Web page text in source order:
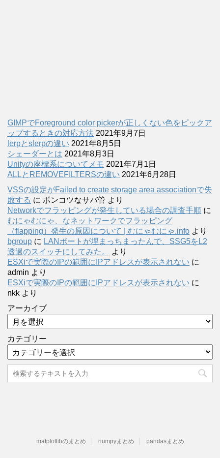
GIMPでForeground color pickerが正しくない色をピックア
ップするときの対応方法 2021年9月7日
lerpとslerpの違い 2021年8月5日
シェーダーとは 2021年8月3日
Unityの座標系についてメモ 2021年7月1日
ALLとREMOVEFILTERSの違い 2021年6月28日
VSSの設定がFailed to create storage area associationで失
敗する に ポンコツなサバ管 より
Networkでフラッピングが発生している場合の調査手順 に
むにゃむにゃ、なネットワークでフラッピング
（flapping）発生の原因について | むにゃむにゃ.info より
bgroup に LANポートが埋まっちまったんで、SSG5をL2
透過のスイッチにしてみた。
より
ESXiで実際のIPの範囲にIPアドレスが表示されない に
admin より
ESXiで実際のIPの範囲にIPアドレスが表示されない に
nkk より
アーカイブ
カテゴリー
matplotlibのまとめ numpyまとめ pandasまとめ